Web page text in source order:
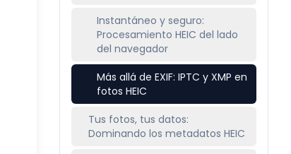
Instantáneo y seguro:
Procesamiento HEIC del lado
del navegador
Más allá de EXIF: IPTC y XMP en
fotos HEIC
Tus fotos, tus datos:
Dominando los metadatos HEIC